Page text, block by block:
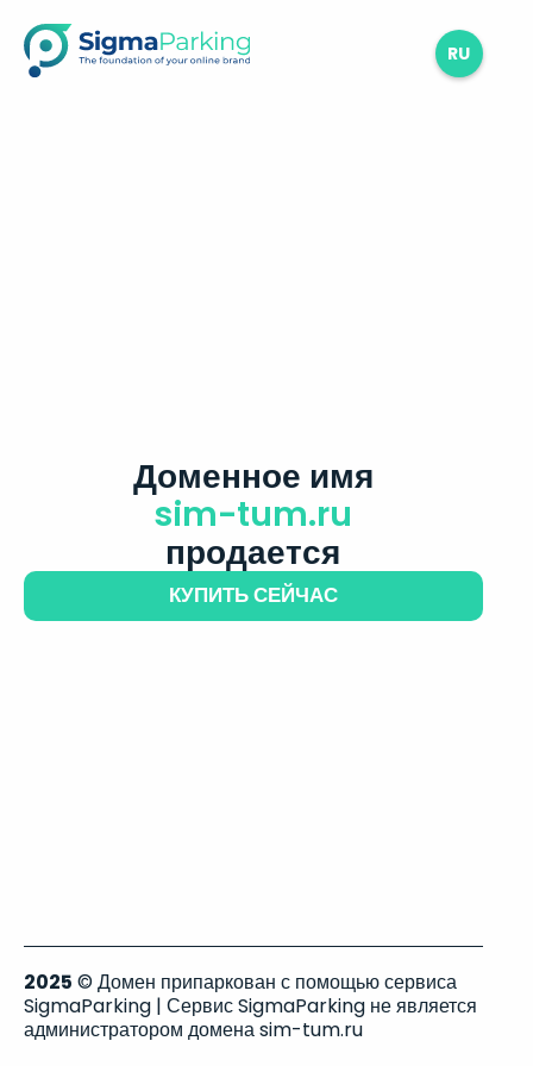
RU
Доменное имя
sim-tum.ru
продается
КУПИТЬ СЕЙЧАС
2025 © Домен припаркован с помощью сервиса
SigmaParking | Сервис SigmaParking не является
администратором домена sim-tum.ru